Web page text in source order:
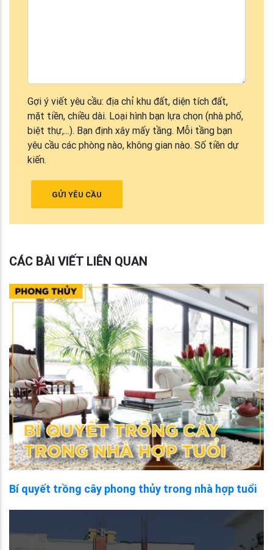
Gợi ý viết yêu cầu: địa chỉ khu đất, diện tích đất,
mặt tiền, chiều dài. Loại hình bạn lựa chọn (nhà phố,
biệt thự,...). Bạn định xây mấy tầng. Mỗi tầng bạn
yêu cầu các phòng nào, không gian nào. Số tiền dự
kiến.
GỬI YÊU CẦU
CÁC BÀI VIẾT LIÊN QUAN
Bí quyết trồng cây phong thủy trong nhà hợp tuổi